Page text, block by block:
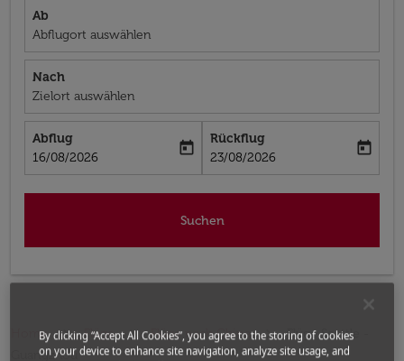
Ab
Abflugort auswählen
Nach
Zielort auswählen
Abflug
fc-booking-departure-date-aria-label
16/08/2026
today
Rückflug
fc-booking-return-date-aria-label
23/08/2026
today
Suchen
Home Flüge Flüge nach China
Flüge Seattle -
Guangzhou
By clicking “Accept All Cookies”, you agree to the storing of cookies
on your device to enhance site navigation, analyze site usage, and